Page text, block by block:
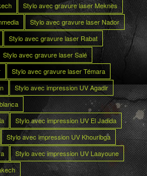
Stylo avec gravure laser Meknès
Stylo avec gravure laser Nador
Stylo avec gravure laser Rabat
Stylo avec gravure laser Salé
Stylo avec gravure laser Témara
Stylo avec impression UV Agadir
Stylo avec impression UV El Jadida
Stylo avec impression UV Khouribga
Stylo avec impression UV Laayoune